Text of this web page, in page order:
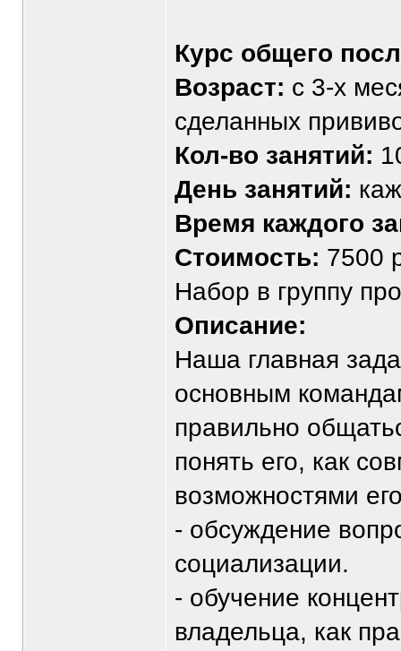
Курс общего
Возраст: с 3-х
сделанных
Кол-во занятий:
День занятий:
Время каждого
Стоимость: 7500
Набор в группу
Описание:
Наша главная
основным
правильно
понять его, как
возможностями
- обсуждение
социализации.
- обучение
владельца, как